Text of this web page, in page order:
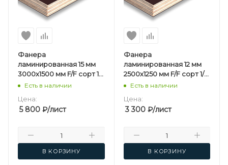
Фанера
ламинированная 15 мм
3000х1500 мм F/F сорт 1/1
березовая
Есть в наличии
Цена:
5 800 ₽/лист
В КОРЗИНУ
Фанера
ламинированная 12 мм
2500х1250 мм F/F сорт 1/1
березовая
Есть в наличии
Цена:
3 300₽/лист
В КОРЗИНУ